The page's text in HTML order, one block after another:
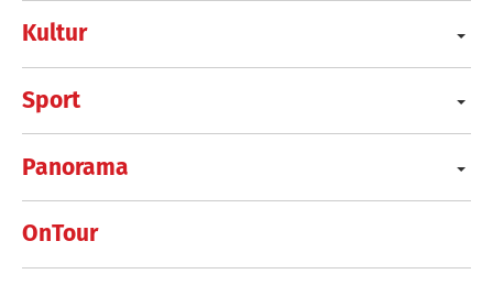
Kultur
Sport
Panorama
OnTour